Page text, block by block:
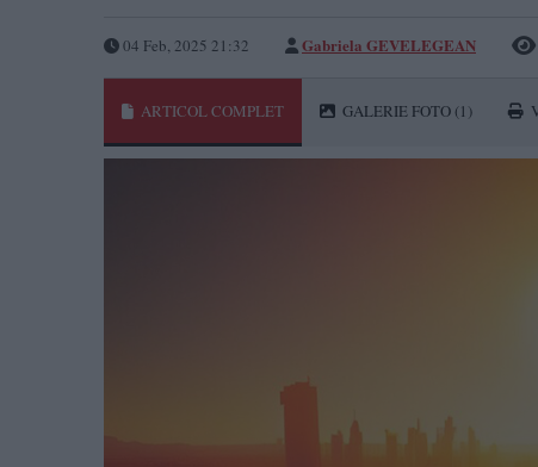
04 Feb, 2025 21:32 Gabriela GEVELEGEAN
ARTICOL COMPLET GALERIE FOTO (1)